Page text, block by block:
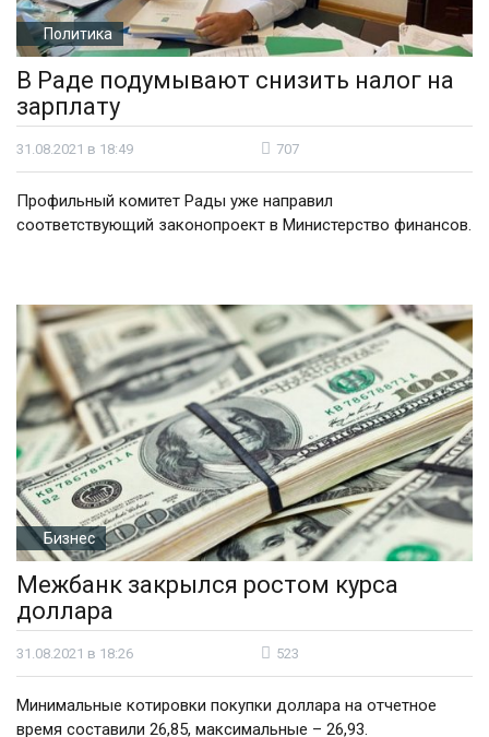
Политика
В Раде подумывают снизить налог на
зарплату
31.08.2021 в 18:49 707
Профильный комитет Рады уже направил
соответствующий законопроект в Министерство финансов.
Бизнес
Межбанк закрылся ростом курса
доллара
31.08.2021 в 18:26 523
Минимальные котировки покупки доллара на отчетное
время составили 26,85, максимальные – 26,93.